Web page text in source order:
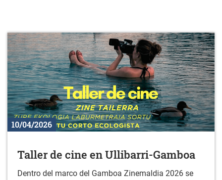
10/04/2026
Taller de cine en Ullibarri-Gamboa
Dentro del marco del Gamboa Zinemaldia 2026 se